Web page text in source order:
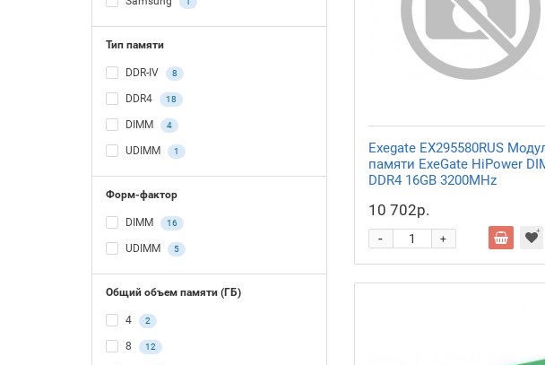
Тип памяти
DDR-IV 8
DDR4 18
DIMM 4
UDIMM 1
Форм-фактор
DIMM 16
UDIMM 5
Общий объем памяти (ГБ)
4 2
8 12
Exegate EX295580RUS
памяти ExeGate HiPower
DDR4 16GB 3200MHz
10 702р.
+
-